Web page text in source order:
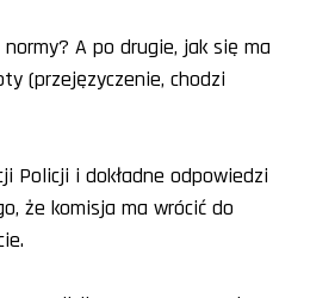
A po drugie, jak się ma
(przejęzyczenie, chodzi
Policji i dokładne odpowiedzi
że komisja ma wrócić do